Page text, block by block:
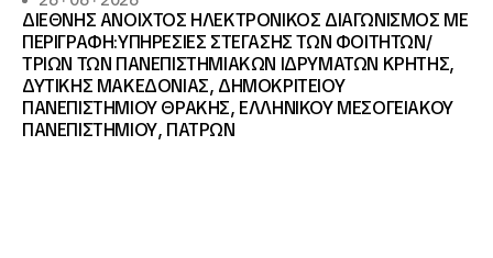
ΔΙΕΘΝΗΣ ΑΝΟΙΧΤΟΣ ΗΛΕΚΤΡΟΝΙΚΟΣ ΔΙΑΓΩΝΙΣΜΟΣ ΜΕ
ΠΕΡΙΓΡΑΦΗ:ΥΠΗΡΕΣΙΕΣ ΣΤΕΓΑΣΗΣ ΤΩΝ ΦΟΙΤΗΤΩΝ/
ΤΡΙΩΝ ΤΩΝ ΠΑΝΕΠΙΣΤΗΜΙΑΚΩΝ ΙΔΡΥΜΑΤΩΝ KΡΗΤΗΣ,
ΔΥΤΙΚΗΣ ΜΑΚΕΔΟΝΙΑΣ, ΔΗΜΟΚΡΙΤΕΙΟΥ
ΠΑΝΕΠΙΣΤΗΜΙΟΥ ΘΡΑΚΗΣ, ΕΛΛΗΝΙΚΟΥ ΜΕΣΟΓΕΙΑΚΟΥ
ΠΑΝΕΠΙΣΤΗΜΙΟΥ, ΠΑΤΡΩΝ